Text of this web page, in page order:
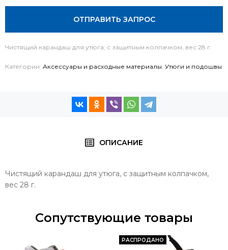
ОТПРАВИТЬ ЗАПРОС
Чистящий карандаш для утюга, с защитным колпачком, вес 28 г.
Категории: Аксессуары и расходные материалы, Утюги и подошвы
ОПИСАНИЕ
Чистящий карандаш для утюга, с защитным колпачком,
вес 28 г.
Сопутствующие товары
РАСПРОДАНО